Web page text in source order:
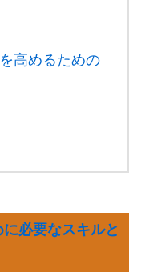
高めるための
必要なスキルと